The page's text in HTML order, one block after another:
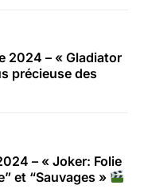
2024 – « Gladiator
précieuse des
– « Joker: Folie
et “Sauvages »